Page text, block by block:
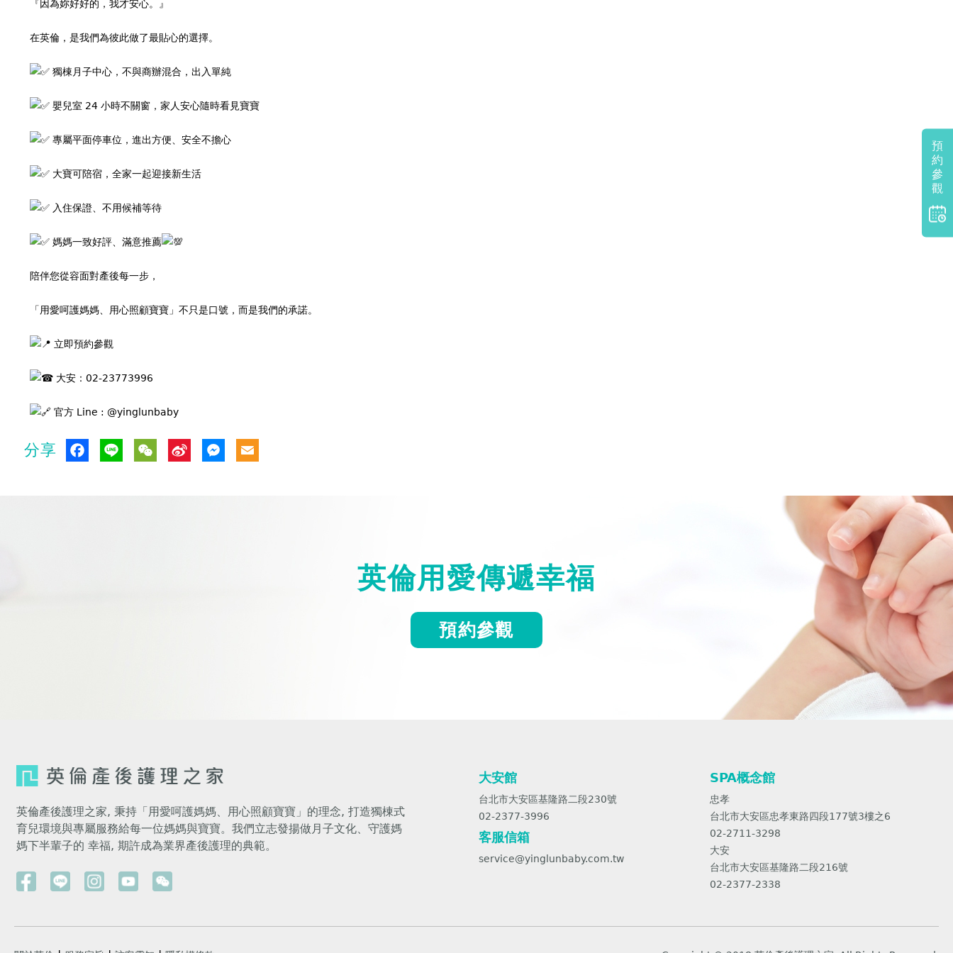
『因為妳好好的，我才安心。』
在英倫，是我們為彼此做了最貼心的選擇。
獨棟月子中心，不與商辦混合，出入單純
嬰兒室 24 小時不關窗，家人安心隨時看見寶寶
專屬平面停車位，進出方便、安全不擔心
大寶可陪宿，全家一起迎接新生活
入住保證、不用候補等待
媽媽一致好評、滿意推薦
陪伴您從容面對產後每一步，
「用愛呵護媽媽、用心照顧寶寶」不只是口號，而是我們的承諾。
立即預約參觀
大安：02-23773996
官方 Line : @yinglunbaby
分享 Facebook
LineWeChat
SinaMessenger
預
約
參
觀
英倫用愛傳遞幸福
預約參觀
英倫產後護理之家, 秉持「用愛呵護媽媽、用心照顧寶寶」的理念, 打造獨棟式
育兒環境與專屬服務給每一位媽媽與寶寶。我們立志發揚做月子文化、守護媽
媽下半輩子的 幸福, 期許成為業界產後護理的典範。
大安館
台北市大安區基隆路二段230號
02-2377-3996
客服信箱
service@yinglunbaby.com.tw
SPA概念館
忠孝
台北市大安區忠孝東路四段177號3樓之6
02-2711-3298
大安
台北市大安區基隆路二段216號
02-2377-2338